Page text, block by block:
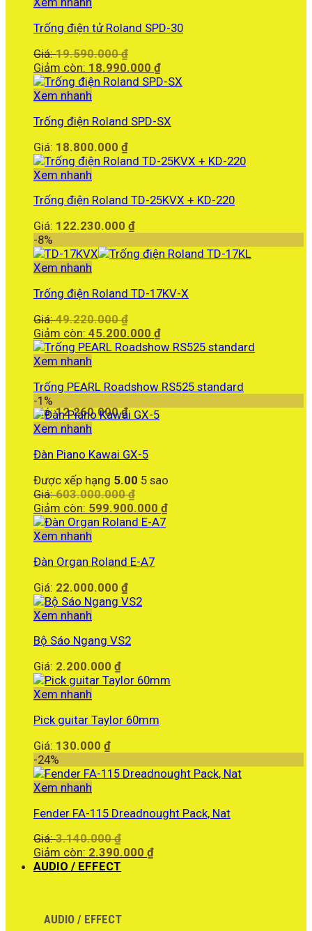
Trống điện tử Roland SPD-30
Giá:19.590.000₫
gốc
là:
Giảm còn: 18.990.000 ₫Giá
hiện
18.990.000 ₫.
Xem nhanh
Trống điện Roland SPD-SX
Giá: 18.800.000 ₫
Xem nhanh
Trống điện Roland TD-25KVX + KD-220
Giá: 122.230.000 ₫
-8%
Xem nhanh
Trống điện Roland TD-17KV-X
Giá:49.220.000₫
gốc
là:
Giảm còn: 45.200.000 ₫Giá
hiện
45.200.000 ₫.
Xem nhanh
Trống PEARL Roadshow RS525 standard
Giá:12.260.000₫
-1%
Xem nhanh
Đàn Piano Kawai GX-5
Được xếp hạng 5.00 5 sao
Giá:603.000.000₫
gốc
là:
Giảm còn: 599.900.000 ₫Giá
Xem nhanh
Đàn Organ Roland E-A7
Giá: 22.000.000 ₫
Xem nhanh
Bộ Sáo Ngang VS2
Giá: 2.200.000 ₫
Xem nhanh
Pick guitar Taylor 60mm
Giá: 130.000 ₫
-24%
Xem nhanh
Fender FA-115 Dreadnought Pack, Nat
Giá:3.140.000₫
gốc
Giảm còn: 2.390.000 ₫Giá
AUDIO / EFFECT
AUDIO / EFFECT